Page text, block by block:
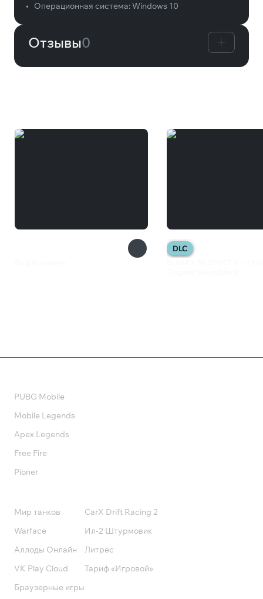
• Операционная система:Windows 10
Отзывы0
DLC
PUBG Mobile
Mobile Legends
Apex Legends
Free Fire
Pioner
Мир танков
Warface
Аллоды Онлайн
VK Play Cloud
Браузерные игры
CarX Drift Racing 2
Ил-2 Штурмовик
Литрес
Тариф «Игровой»